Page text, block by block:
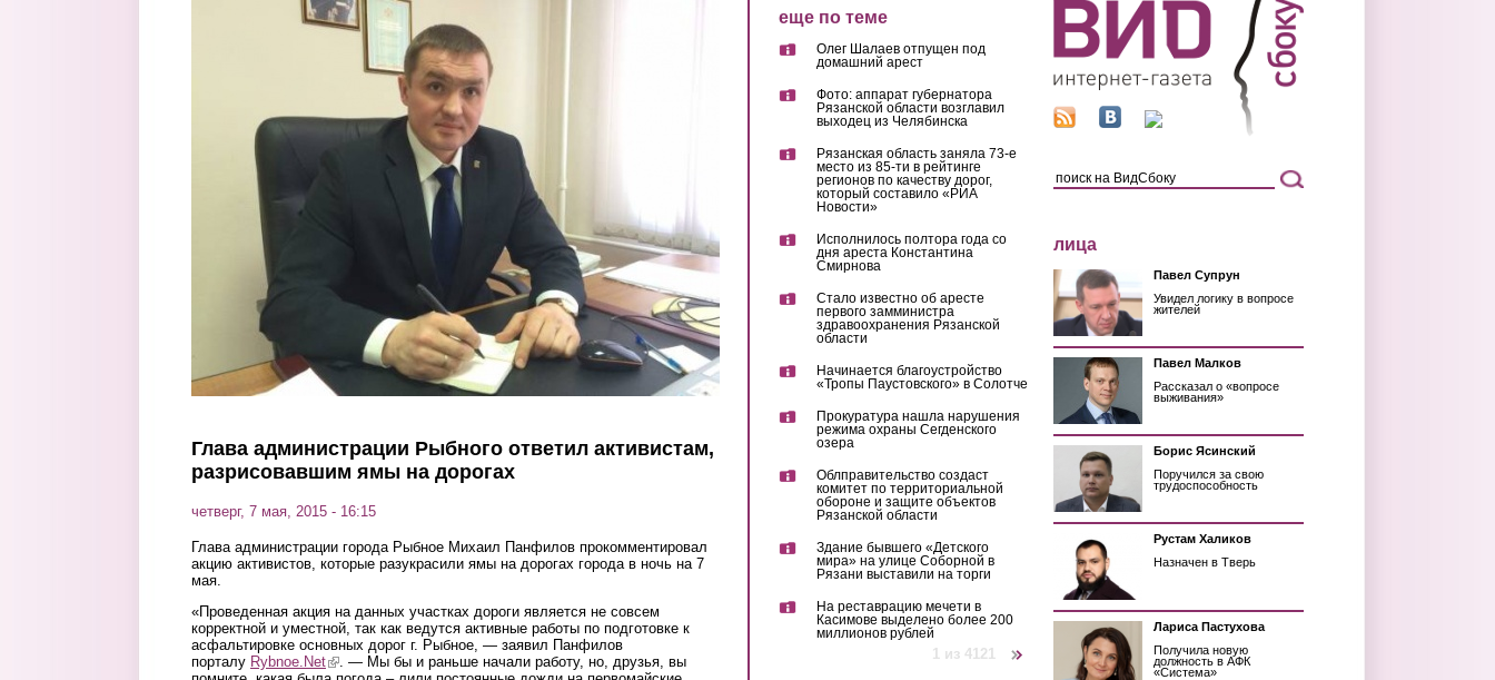
Глава администрации Рыбного ответил активистам,
разрисовавшим ямы на дорогах
четверг, 7 мая, 2015 - 16:15
Глава администрации города Рыбное Михаил Панфилов прокомментировал
акцию активистов, которые разукрасили ямы на дорогах города в ночь на 7
мая.
«Проведенная акция на данных участках дороги является не совсем
корректной и уместной, так как ведутся активные работы по подготовке к
асфальтировке основных дорог г. Рыбное, — заявил Панфилов
порталу Rybnoe.Net(link is external)
. — Мы бы и раньше начали работу, но, друзья, вы
еще по теме
Олег Шалаев отпущен под
домашний арест
Фото: аппарат губернатора
Рязанской области возглавил
выходец из Челябинска
Рязанская область заняла 73-е
место из 85-ти в рейтинге
регионов по качеству дорог,
который составило «РИА
Новости»
Исполнилось полтора года со
дня ареста Константина
Смирнова
Стало известно об аресте
первого замминистра
здравоохранения Рязанской
области
Начинается благоустройство
«Тропы Паустовского» в Солотче
Прокуратура нашла нарушения
режима охраны Сегденского
озера
Облправительство создаст
комитет по территориальной
обороне и защите объектов
Рязанской области
Здание бывшего «Детского
мира» на улице Соборной в
Рязани выставили на торги
На реставрацию мечети в
Касимове выделено более 200
миллионов рублей
1 из 4121
лица
Павел Супрун
Увидел логику в вопросе
жителей
Павел Малков
Рассказал о «вопросе
выживания»
Борис Ясинский
Поручился за свою
трудоспособность
Рустам Халиков
Назначен в Тверь
Лариса Пастухова
Получила новую
должность в АФК
«Система»